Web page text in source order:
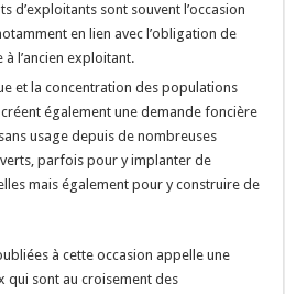
d’exploitants sont souvent l’occasion
en lien avec l’obligation de
l’ancien exploitant.
et la concentration des populations
également une demande foncière
usage depuis de nombreuses
parfois pour y implanter de
mais également pour y construire de
à cette occasion appelle une
qui sont au croisement des